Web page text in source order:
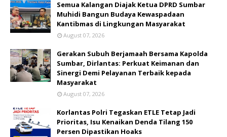
Semua Kalangan Diajak Ketua DPRD Sumbar
Muhidi Bangun Budaya Kewaspadaan
Kantibmas di Lingkungan Masyarakat
August 07, 2026
Gerakan Subuh Berjamaah Bersama Kapolda
Sumbar, Dirlantas: Perkuat Keimanan dan
Sinergi Demi Pelayanan Terbaik kepada
Masyarakat
August 07, 2026
Korlantas Polri Tegaskan ETLE Tetap Jadi
Prioritas, Isu Kenaikan Denda Tilang 150
Persen Dipastikan Hoaks